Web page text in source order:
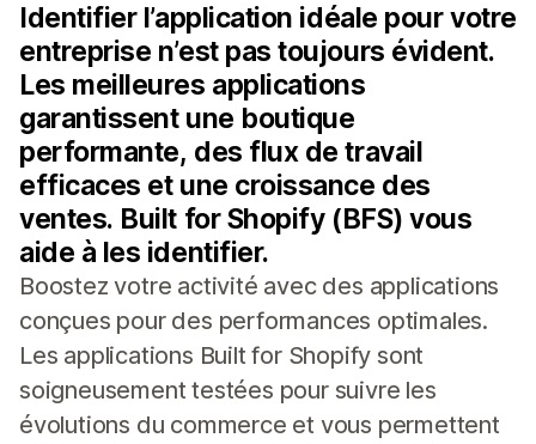
Identifier l’application idéale pour votre
entreprise n’est pas toujours évident.
Les meilleures applications
garantissent une boutique
performante, des flux de travail
efficaces et une croissance des
ventes. Built for Shopify (BFS) vous
aide à les identifier.
Boostez votre activité avec des applications
conçues pour des performances optimales.
Les applications Built for Shopify sont
soigneusement testées pour suivre les
évolutions du commerce et vous permettent